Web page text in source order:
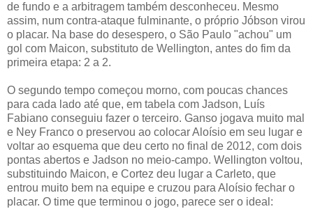
de fundo e a arbitragem também desconheceu. Mesmo
assim, num contra-ataque fulminante, o próprio Jóbson virou
o placar. Na base do desespero, o São Paulo "achou" um
gol com Maicon, substituto de Wellington, antes do fim da
primeira etapa: 2 a 2.
O segundo tempo começou morno, com poucas chances
para cada lado até que, em tabela com Jadson, Luís
Fabiano conseguiu fazer o terceiro. Ganso jogava muito mal
e Ney Franco o preservou ao colocar Aloísio em seu lugar e
voltar ao esquema que deu certo no final de 2012, com dois
pontas abertos e Jadson no meio-campo. Wellington voltou,
substituindo Maicon, e Cortez deu lugar a Carleto, que
entrou muito bem na equipe e cruzou para Aloísio fechar o
placar. O time que terminou o jogo, parece ser o ideal: